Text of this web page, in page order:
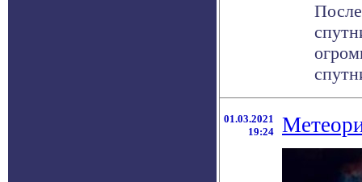
01.03.2021
19:24